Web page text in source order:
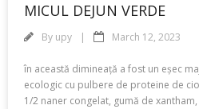
MICUL DEJUN VERDE
By upy March 12, 2023
în această dimineață a fost un eșec
ecologic cu pulbere de proteine ​​de
1/2 naner congelat, gumă de